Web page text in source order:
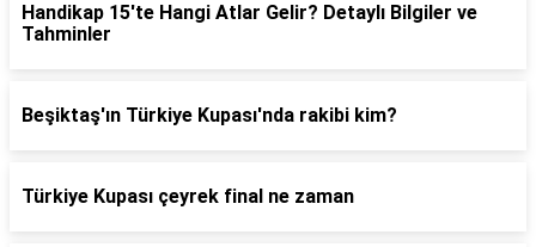
Handikap 15'te Hangi Atlar Gelir? Detaylı Bilgiler ve
Tahminler
Beşiktaş'ın Türkiye Kupası'nda rakibi kim?
Türkiye Kupası çeyrek final ne zaman